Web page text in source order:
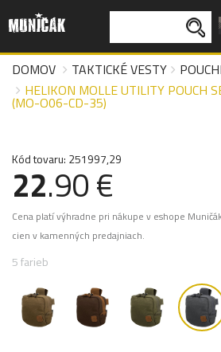
DOMOV
TAKTICKÉ VESTY
HELIKON MOLLE UTILITY POUCH
(MO-O06-CD-35)
Kód tovaru: 251997,29
22.90 €
Cena platí výhradne pri nákupe v eshope
cien v kamenných predajniach.
5 farieb